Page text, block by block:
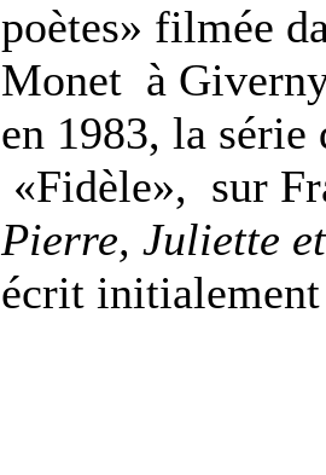
poètes» filmée
Monet à
en 1983, la série
«Fidèle», sur
Pierre, Juliette
écrit